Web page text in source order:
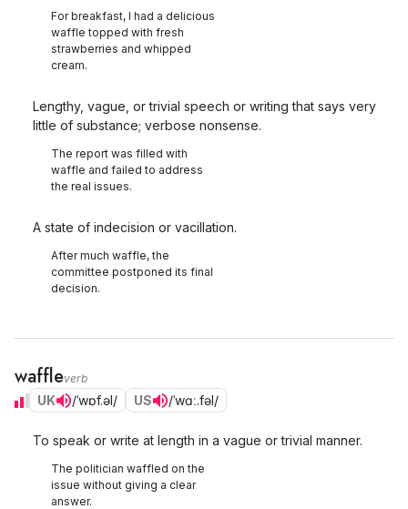
For breakfast, I had a delicious
waffle topped with fresh
strawberries and whipped
cream.
Lengthy, vague, or trivial speech or writing that says very
little of substance; verbose nonsense.
The report was filled with
waffle and failed to address
the real issues.
A state of indecision or vacillation.
After much waffle, the
committee postponed its final
decision.
waffleverb
UK /ˈwɒf.əl/ US /ˈwɑː.fəl/
To speak or write at length in a vague or trivial manner.
The politician waffled on the
issue without giving a clear
answer.